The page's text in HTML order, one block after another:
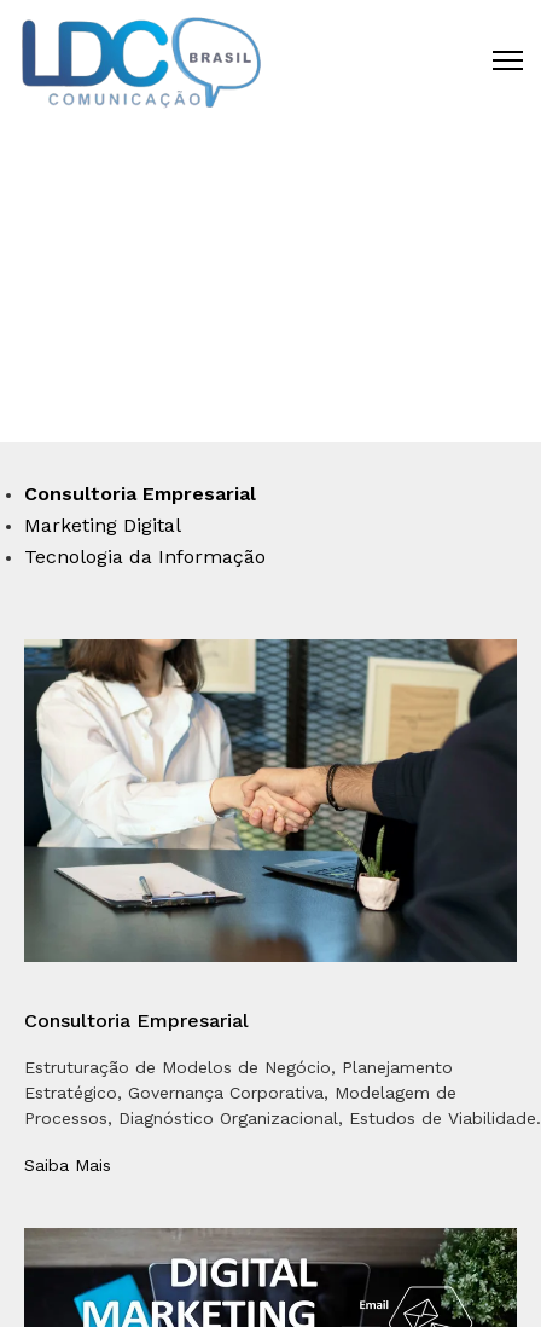
Consultoria Empresarial
Marketing Digital
Tecnologia da Informação
Consultoria Empresarial
Estruturação de Modelos de Negócio, Planejamento
Estratégico, Governança Corporativa, Modelagem de
Processos, Diagnóstico Organizacional, Estudos de Viabilidade.
Saiba Mais